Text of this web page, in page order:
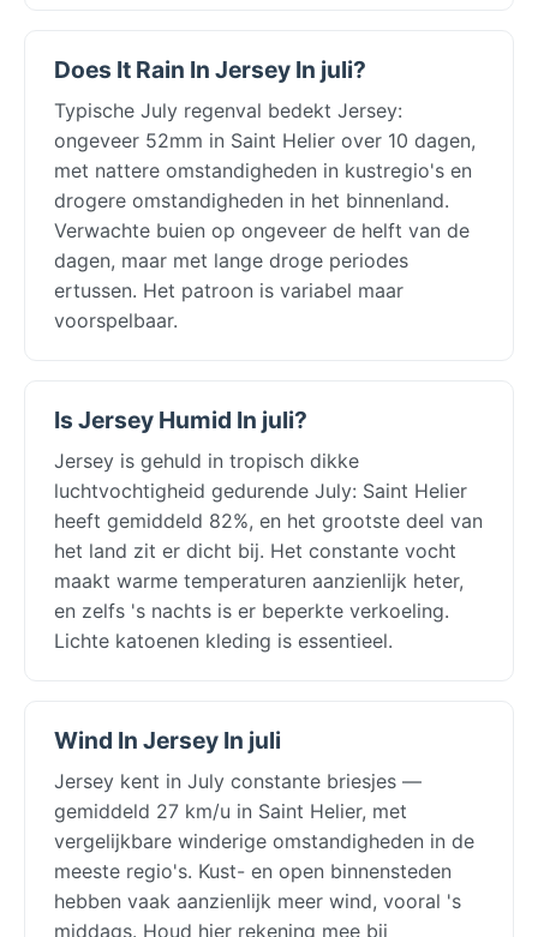
Does It Rain In Jersey In juli?
Typische July regenval bedekt Jersey:
ongeveer 52mm in Saint Helier over 10 dagen,
met nattere omstandigheden in kustregio's en
drogere omstandigheden in het binnenland.
Verwachte buien op ongeveer de helft van de
dagen, maar met lange droge periodes
ertussen. Het patroon is variabel maar
voorspelbaar.
Is Jersey Humid In juli?
Jersey is gehuld in tropisch dikke
luchtvochtigheid gedurende July: Saint Helier
heeft gemiddeld 82%, en het grootste deel van
het land zit er dicht bij. Het constante vocht
maakt warme temperaturen aanzienlijk heter,
en zelfs 's nachts is er beperkte verkoeling.
Lichte katoenen kleding is essentieel.
Wind In Jersey In juli
Jersey kent in July constante briesjes —
gemiddeld 27 km/u in Saint Helier, met
vergelijkbare winderige omstandigheden in de
meeste regio's. Kust- en open binnensteden
hebben vaak aanzienlijk meer wind, vooral 's
middags. Houd hier rekening mee bij